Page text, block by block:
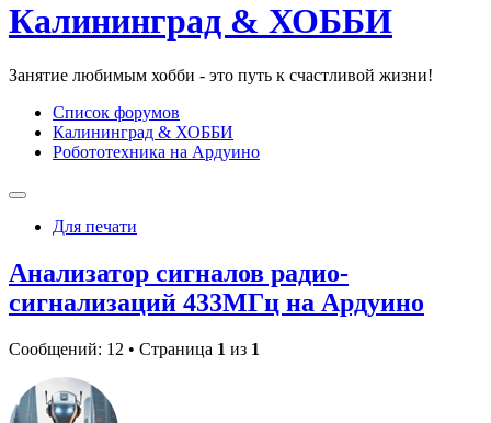
Калининград & ХОББИ
Занятие любимым хобби - это путь к счастливой жизни!
Список форумов
Калининград & ХОББИ
Робототехника на Ардуино
Для печати
Анализатор сигналов радио-
сигнализаций 433МГц на Ардуино
Сообщений: 12 • Страница 1 из 1